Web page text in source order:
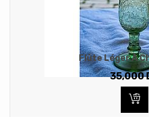
Flûte Léger À
35,000